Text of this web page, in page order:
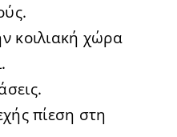
κοιλιακή χώρα
πίεση στη